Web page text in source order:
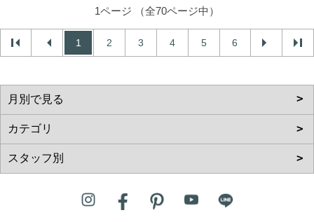
1ページ （全70ページ中）
1 2 3 4 5 6